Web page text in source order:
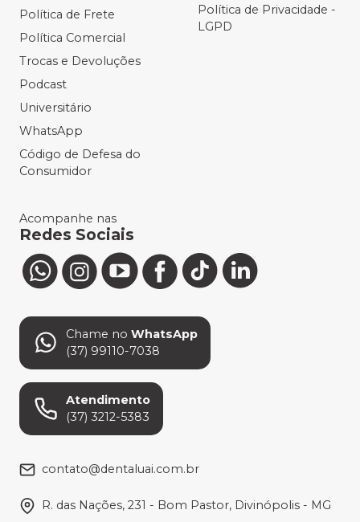
Política de Frete
Política Comercial
Trocas e Devoluções
Podcast
Universitário
WhatsApp
Código de Defesa do
Consumidor
Política de Privacidade -
LGPD
Acompanhe nas
Redes Sociais
Chame no WhatsApp
(37) 99110-7038
Atendimento
(37) 3212-5383
contato@dentaluai.com.br
R. das Nações, 231 - Bom Pastor, Divinópolis - MG